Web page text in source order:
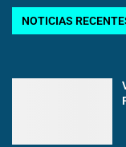
NOTICIAS